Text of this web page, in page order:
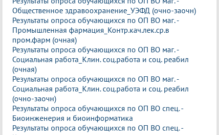
Общественное здравоохранение_УЭФД (очно-заочн)
Результаты опроса обучающихся по ОП ВО маг. -
Промышленная фармация_Контр.кач.лек.ср.в
пром.фарм (очная)
Результаты опроса обучающихся по ОП ВО маг. -
Социальная работа_Клин. соц.работа и соц. реабил
(очная)
Результаты опроса обучающихся по ОП ВО маг. -
Социальная работа_Клин. соц.работа и соц. реабил
(очно-заочн)
Результаты опроса обучающихся по ОП ВО спец. -
Биоинженерия и биоинформатика
Результаты опроса обучающихся по ОП ВО спец. -